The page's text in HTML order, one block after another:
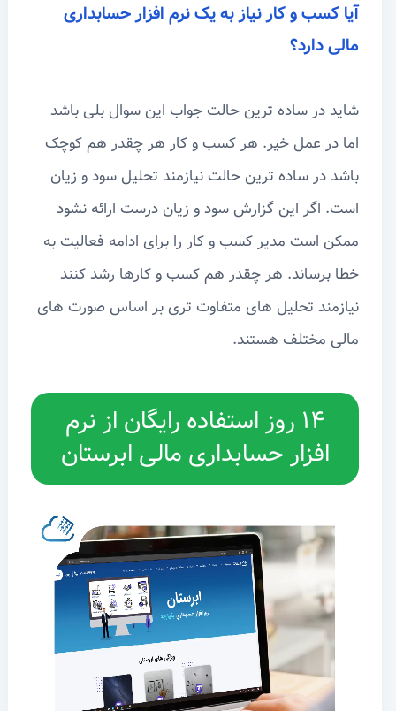
آیا کسب و کار نیاز به یک نرم افزار حسابداری
مالی دارد؟
شاید در ساده ترین حالت جواب این سوال بلی باشد
اما در عمل خیر. هر کسب و کار هر چقدر هم کوچک
باشد در ساده ترین حالت نیازمند تحلیل سود و زیان
است. اگر این گزارش سود و زیان درست ارائه نشود
ممکن است مدیر کسب و کار را برای ادامه فعالیت به
خطا برساند. هر چقدر هم کسب و کارها رشد کنند
نیازمند تحلیل های متفاوت تری بر اساس صورت های
مالی مختلف هستند.
۱۴ روز استفاده رایگان از نرم
افزار حسابداری مالی ابرستان